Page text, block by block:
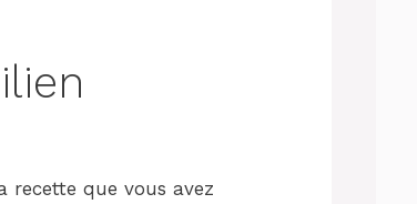
recette que vous avez